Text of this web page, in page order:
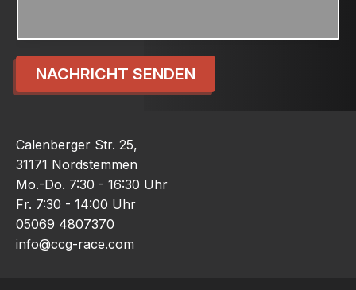
NACHRICHT SENDEN
Calenberger Str. 25,
31171 Nordstemmen
Mo.-Do. 7:30 - 16:30 Uhr
Fr. 7:30 - 14:00 Uhr
05069 4807370
info@ccg-race.com